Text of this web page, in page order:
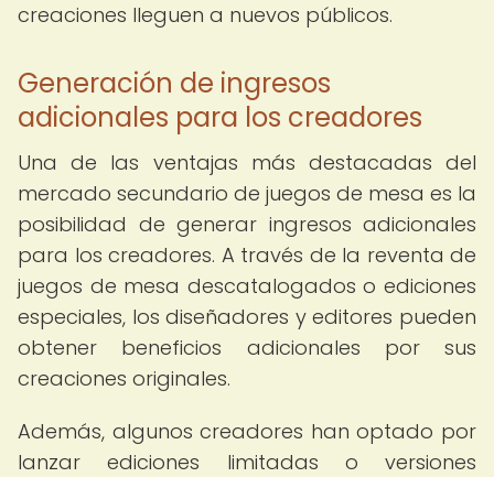
creaciones lleguen a nuevos públicos.
Generación de ingresos
adicionales para los creadores
Una de las ventajas más destacadas del
mercado secundario de juegos de mesa es la
posibilidad de generar ingresos adicionales
para los creadores. A través de la reventa de
juegos de mesa descatalogados o ediciones
especiales, los diseñadores y editores pueden
obtener beneficios adicionales por sus
creaciones originales.
Además, algunos creadores han optado por
lanzar ediciones limitadas o versiones